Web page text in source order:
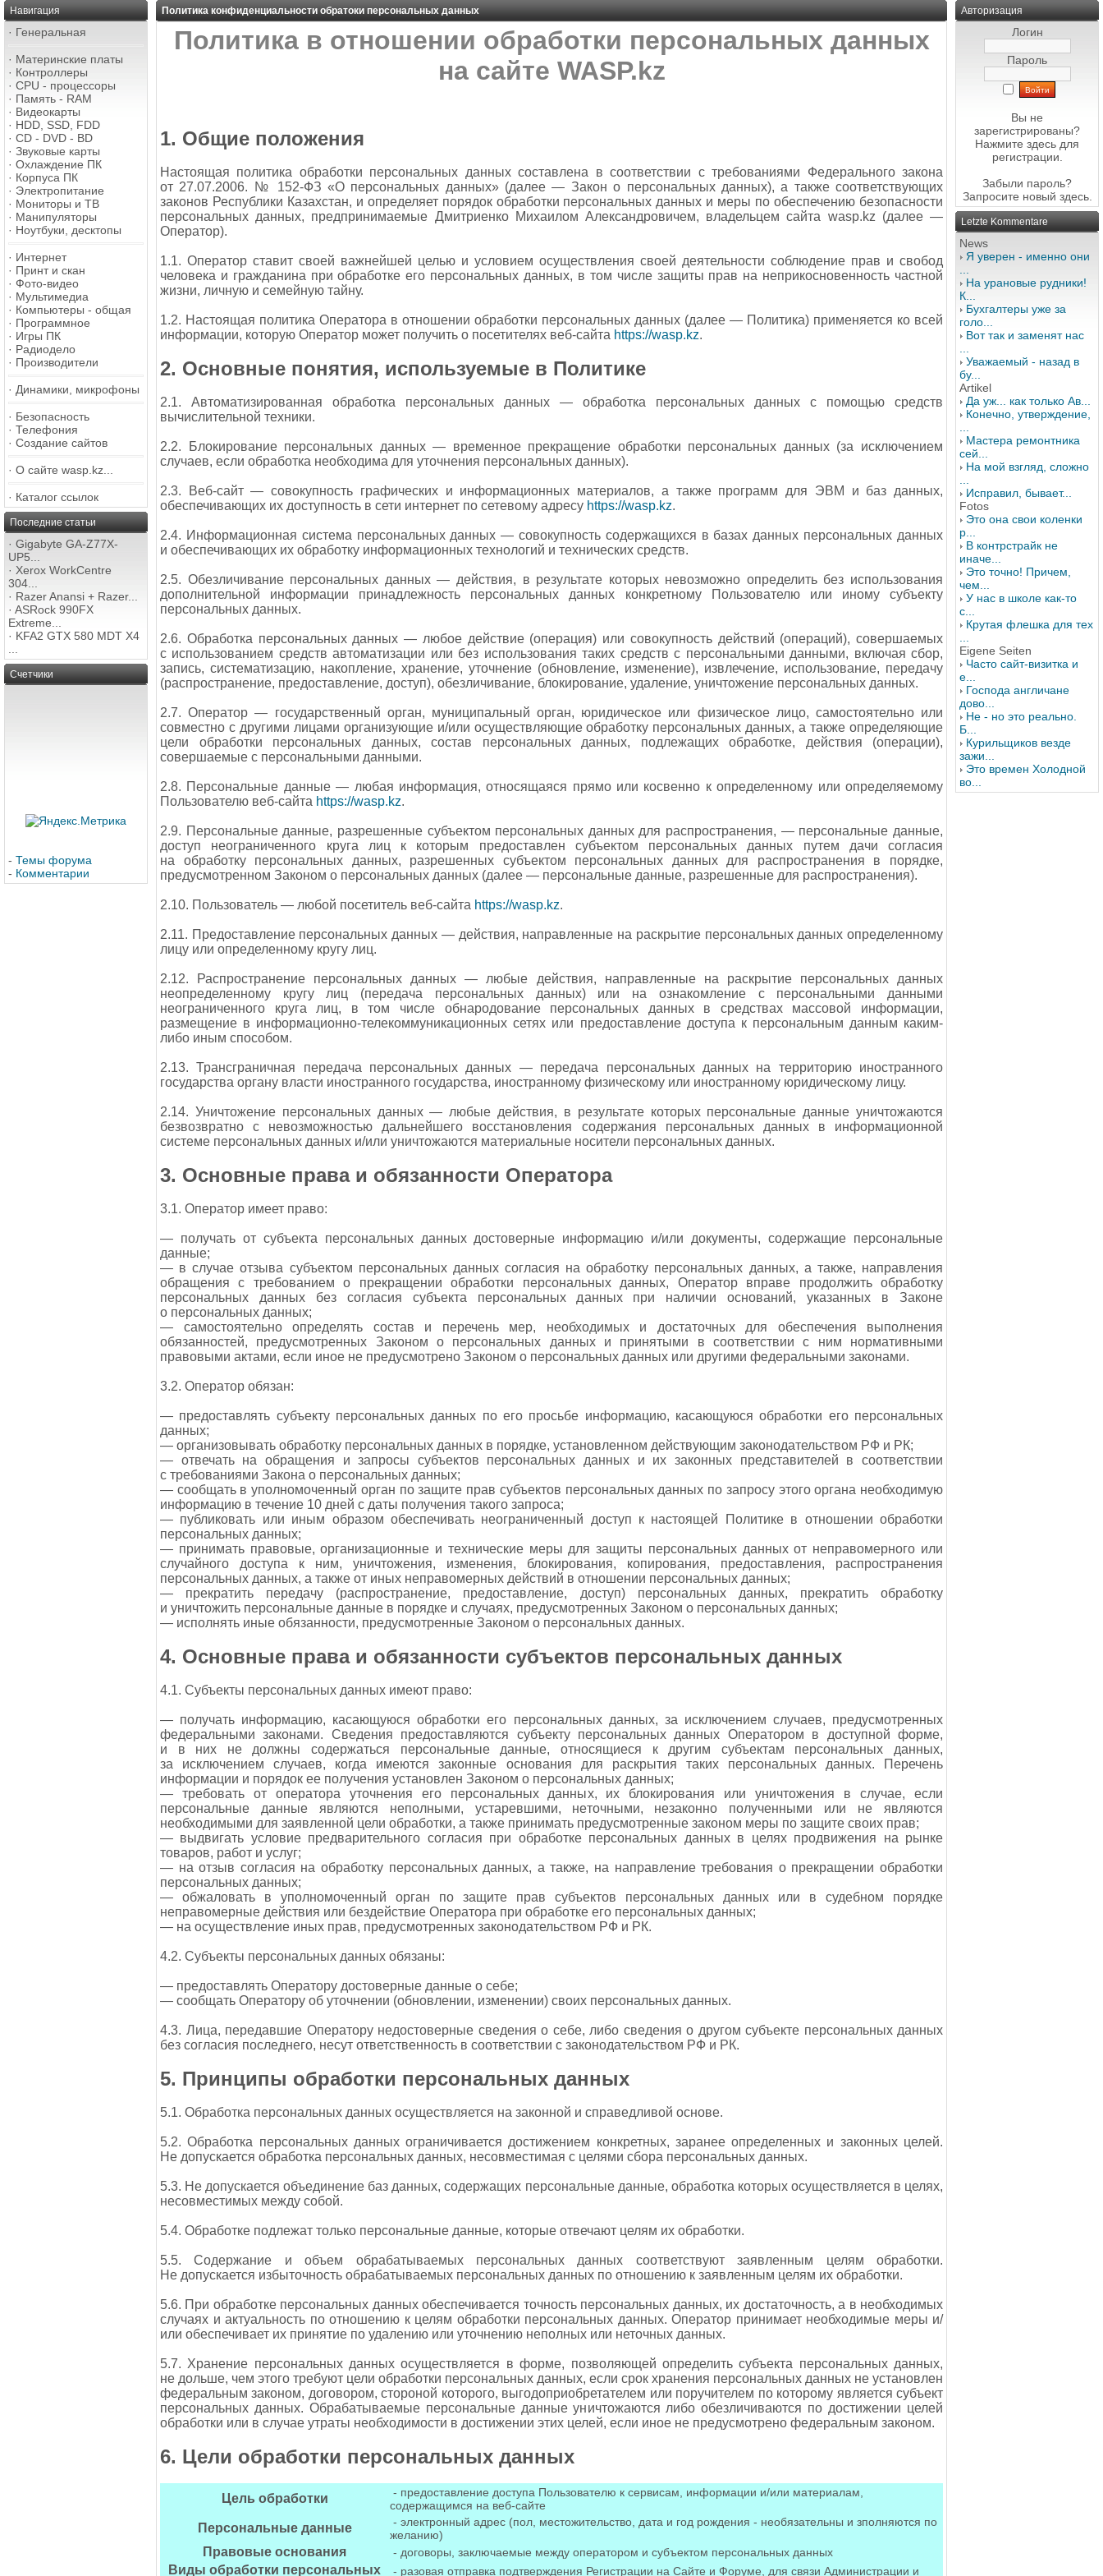
Навигация
· Генеральная
· Материнские платы
· Контроллеры
· CPU - процессоры
· Память - RAM
· Видеокарты
· HDD, SSD, FDD
· CD - DVD - BD
· Звуковые карты
· Охлаждение ПК
· Корпуса ПК
· Электропитание
· Мониторы и ТВ
· Манипуляторы
· Ноутбуки, десктопы
· Интернет
· Принт и скан
· Фото-видео
· Мультимедиа
· Компьютеры - общая
· Программное
· Игры ПК
· Радиодело
· Производители
· Динамики, микрофоны
· Безопасность
· Телефония
· Создание сайтов
· О сайте wasp.kz...
· Каталог ссылок
Последние статьи
· Gigabyte GA-Z77X-
UP5...
· Xerox WorkCentre
304...
· Razer Anansi + Razer...
· ASRock 990FX
Extreme...
· KFA2 GTX 580 MDT X4
Счетчики
- Темы форума
- Комментарии
Политика конфиденциальности обратоки персональных данных
Политика в отношении обработки персональных данных
на сайте WASP.kz
1. Общие положения
Настоящая политика обработки персональных данных составлена в соответствии с требованиями Федерального закона
от 27.07.2006. № 152-ФЗ «О персональных данных» (далее — Закон о персональных данных), а также соответствующих
законов Республики Казахстан, и определяет порядок обработки персональных данных и меры по обеспечению безопасности
персональных данных, предпринимаемые Дмитриенко Михаилом Александровичем, владельцем сайта wasp.kz (далее —
Оператор).
1.1. Оператор ставит своей важнейшей целью и условием осуществления своей деятельности соблюдение прав и свобод
человека и гражданина при обработке его персональных данных, в том числе защиты прав на неприкосновенность частной
жизни, личную и семейную тайну.
1.2. Настоящая политика Оператора в отношении обработки персональных данных (далее — Политика) применяется ко всей
информации, которую Оператор может получить о посетителях веб-сайта https://wasp.kz.
2. Основные понятия, используемые в Политике
2.1. Автоматизированная обработка персональных данных — обработка персональных данных с помощью средств
вычислительной техники.
2.2. Блокирование персональных данных — временное прекращение обработки персональных данных (за исключением
случаев, если обработка необходима для уточнения персональных данных).
2.3. Веб-сайт — совокупность графических и информационных материалов, а также программ для ЭВМ и баз данных,
обеспечивающих их доступность в сети интернет по сетевому адресу https://wasp.kz.
2.4. Информационная система персональных данных — совокупность содержащихся в базах данных персональных данных
и обеспечивающих их обработку информационных технологий и технических средств.
2.5. Обезличивание персональных данных — действия, в результате которых невозможно определить без использования
дополнительной информации принадлежность персональных данных конкретному Пользователю или иному субъекту
персональных данных.
2.6. Обработка персональных данных — любое действие (операция) или совокупность действий (операций), совершаемых
с использованием средств автоматизации или без использования таких средств с персональными данными, включая сбор,
запись, систематизацию, накопление, хранение, уточнение (обновление, изменение), извлечение, использование, передачу
(распространение, предоставление, доступ), обезличивание, блокирование, удаление, уничтожение персональных данных.
2.7. Оператор — государственный орган, муниципальный орган, юридическое или физическое лицо, самостоятельно или
совместно с другими лицами организующие и/или осуществляющие обработку персональных данных, а также определяющие
цели обработки персональных данных, состав персональных данных, подлежащих обработке, действия (операции),
совершаемые с персональными данными.
2.8. Персональные данные — любая информация, относящаяся прямо или косвенно к определенному или определяемому
Пользователю веб-сайта https://wasp.kz.
2.9. Персональные данные, разрешенные субъектом персональных данных для распространения, — персональные данные,
доступ неограниченного круга лиц к которым предоставлен субъектом персональных данных путем дачи согласия
на обработку персональных данных, разрешенных субъектом персональных данных для распространения в порядке,
предусмотренном Законом о персональных данных (далее — персональные данные, разрешенные для распространения).
2.10. Пользователь — любой посетитель веб-сайта https://wasp.kz.
2.11. Предоставление персональных данных — действия, направленные на раскрытие персональных данных определенному
лицу или определенному кругу лиц.
2.12. Распространение персональных данных — любые действия, направленные на раскрытие персональных данных
неопределенному кругу лиц (передача персональных данных) или на ознакомление с персональными данными
неограниченного круга лиц, в том числе обнародование персональных данных в средствах массовой информации,
размещение в информационно-телекоммуникационных сетях или предоставление доступа к персональным данным каким-
либо иным способом.
2.13. Трансграничная передача персональных данных — передача персональных данных на территорию иностранного
государства органу власти иностранного государства, иностранному физическому или иностранному юридическому лицу.
2.14. Уничтожение персональных данных — любые действия, в результате которых персональные данные уничтожаются
безвозвратно с невозможностью дальнейшего восстановления содержания персональных данных в информационной
системе персональных данных и/или уничтожаются материальные носители персональных данных.
3. Основные права и обязанности Оператора
3.1. Оператор имеет право:
— получать от субъекта персональных данных достоверные информацию и/или документы, содержащие персональные
данные;
— в случае отзыва субъектом персональных данных согласия на обработку персональных данных, а также, направления
обращения с требованием о прекращении обработки персональных данных, Оператор вправе продолжить обработку
персональных данных без согласия субъекта персональных данных при наличии оснований, указанных в Законе
о персональных данных;
— самостоятельно определять состав и перечень мер, необходимых и достаточных для обеспечения выполнения
обязанностей, предусмотренных Законом о персональных данных и принятыми в соответствии с ним нормативными
правовыми актами, если иное не предусмотрено Законом о персональных данных или другими федеральными законами.
3.2. Оператор обязан:
— предоставлять субъекту персональных данных по его просьбе информацию, касающуюся обработки его персональных
данных;
— организовывать обработку персональных данных в порядке, установленном действующим законодательством РФ и РК;
— отвечать на обращения и запросы субъектов персональных данных и их законных представителей в соответствии
с требованиями Закона о персональных данных;
— сообщать в уполномоченный орган по защите прав субъектов персональных данных по запросу этого органа необходимую
информацию в течение 10 дней с даты получения такого запроса;
— публиковать или иным образом обеспечивать неограниченный доступ к настоящей Политике в отношении обработки
персональных данных;
— принимать правовые, организационные и технические меры для защиты персональных данных от неправомерного или
случайного доступа к ним, уничтожения, изменения, блокирования, копирования, предоставления, распространения
персональных данных, а также от иных неправомерных действий в отношении персональных данных;
— прекратить передачу (распространение, предоставление, доступ) персональных данных, прекратить обработку
и уничтожить персональные данные в порядке и случаях, предусмотренных Законом о персональных данных;
— исполнять иные обязанности, предусмотренные Законом о персональных данных.
4. Основные права и обязанности субъектов персональных данных
4.1. Субъекты персональных данных имеют право:
— получать информацию, касающуюся обработки его персональных данных, за исключением случаев, предусмотренных
федеральными законами. Сведения предоставляются субъекту персональных данных Оператором в доступной форме,
и в них не должны содержаться персональные данные, относящиеся к другим субъектам персональных данных,
за исключением случаев, когда имеются законные основания для раскрытия таких персональных данных. Перечень
информации и порядок ее получения установлен Законом о персональных данных;
— требовать от оператора уточнения его персональных данных, их блокирования или уничтожения в случае, если
персональные данные являются неполными, устаревшими, неточными, незаконно полученными или не являются
необходимыми для заявленной цели обработки, а также принимать предусмотренные законом меры по защите своих прав;
— выдвигать условие предварительного согласия при обработке персональных данных в целях продвижения на рынке
товаров, работ и услуг;
— на отзыв согласия на обработку персональных данных, а также, на направление требования о прекращении обработки
персональных данных;
— обжаловать в уполномоченный орган по защите прав субъектов персональных данных или в судебном порядке
неправомерные действия или бездействие Оператора при обработке его персональных данных;
— на осуществление иных прав, предусмотренных законодательством РФ и РК.
4.2. Субъекты персональных данных обязаны:
— предоставлять Оператору достоверные данные о себе;
— сообщать Оператору об уточнении (обновлении, изменении) своих персональных данных.
4.3. Лица, передавшие Оператору недостоверные сведения о себе, либо сведения о другом субъекте персональных данных
без согласия последнего, несут ответственность в соответствии с законодательством РФ и РК.
5. Принципы обработки персональных данных
5.1. Обработка персональных данных осуществляется на законной и справедливой основе.
5.2. Обработка персональных данных ограничивается достижением конкретных, заранее определенных и законных целей.
Не допускается обработка персональных данных, несовместимая с целями сбора персональных данных.
5.3. Не допускается объединение баз данных, содержащих персональные данные, обработка которых осуществляется в целях,
несовместимых между собой.
5.4. Обработке подлежат только персональные данные, которые отвечают целям их обработки.
5.5. Содержание и объем обрабатываемых персональных данных соответствуют заявленным целям обработки.
Не допускается избыточность обрабатываемых персональных данных по отношению к заявленным целям их обработки.
5.6. При обработке персональных данных обеспечивается точность персональных данных, их достаточность, а в необходимых
случаях и актуальность по отношению к целям обработки персональных данных. Оператор принимает необходимые меры и/
или обеспечивает их принятие по удалению или уточнению неполных или неточных данных.
5.7. Хранение персональных данных осуществляется в форме, позволяющей определить субъекта персональных данных,
не дольше, чем этого требуют цели обработки персональных данных, если срок хранения персональных данных не установлен
федеральным законом, договором, стороной которого, выгодоприобретателем или поручителем по которому является субъект
персональных данных. Обрабатываемые персональные данные уничтожаются либо обезличиваются по достижении целей
обработки или в случае утраты необходимости в достижении этих целей, если иное не предусмотрено федеральным законом.
6. Цели обработки персональных данных
Цель обработки
- предоставление доступа Пользователю к сервисам, информации и/или материалам,
содержащимся на веб-сайте
Персональные данные
- электронный адрес (пол, местожительство, дата и год рождения - необязательны и зполняются по
желанию)
Правовые основания - договоры, заключаемые между оператором и субъектом персональных данных
Виды обработки персональных - разовая отправка подтверждения Регистрации на Сайте и Форуме, для связи Администрации и
Авторизация
Логин
Пароль
Вы не
зарегистрированы?
Нажмите здесь для
регистрации.
Забыли пароль?
Запросите новый здесь.
Letzte Kommentare
News
Я уверен - именно они
На урановые рудники!
К...
Бухгалтеры уже за
голо...
Вот так и заменят нас
Уважаемый - назад в
бу...
Artikel
Да уж... как только Ав...
Конечно, утверждение,
Мастера ремонтника
сей...
На мой взгляд, сложно
Исправил, бывает...
Fotos
Это она свои коленки
р...
В контрстрайк не
иначе...
Это точно! Причем,
чем...
У нас в школе как-то
с...
Крутая флешка для тех
Eigene Seiten
Часто сайт-визитка и
е...
Господа англичане
дово...
Не - но это реально.
Б...
Курильщиков везде
зажи...
Это времен Холодной
во...